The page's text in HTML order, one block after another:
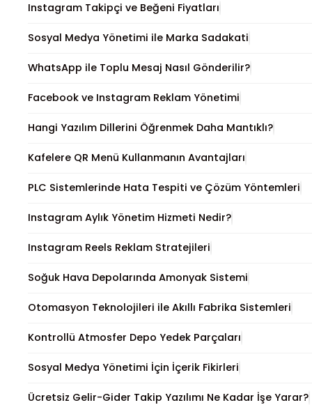
Instagram Takipçi ve Beğeni Fiyatları
Sosyal Medya Yönetimi ile Marka Sadakati
WhatsApp ile Toplu Mesaj Nasıl Gönderilir?
Facebook ve Instagram Reklam Yönetimi
Hangi Yazılım Dillerini Öğrenmek Daha Mantıklı?
Kafelere QR Menü Kullanmanın Avantajları
PLC Sistemlerinde Hata Tespiti ve Çözüm Yöntemleri
Instagram Aylık Yönetim Hizmeti Nedir?
Instagram Reels Reklam Stratejileri
Soğuk Hava Depolarında Amonyak Sistemi
Otomasyon Teknolojileri ile Akıllı Fabrika Sistemleri
Kontrollü Atmosfer Depo Yedek Parçaları
Sosyal Medya Yönetimi İçin İçerik Fikirleri
Ücretsiz Gelir-Gider Takip Yazılımı Ne Kadar İşe Yarar?